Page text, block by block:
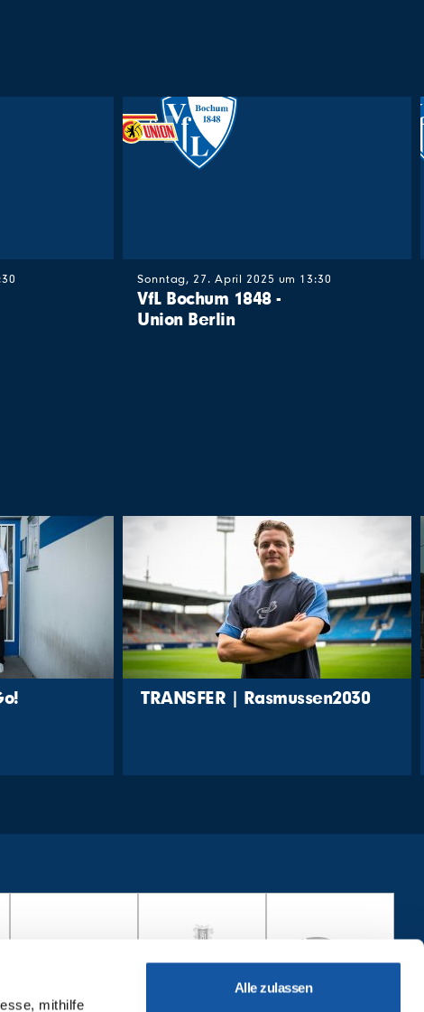
mithilfe
Alle zulassen
31. Spieltag
Sonntag, 27. April 2025 um 13:30
VfL Bochum 1848 -
Union Berlin
TRANSFER | Rasmussen2030